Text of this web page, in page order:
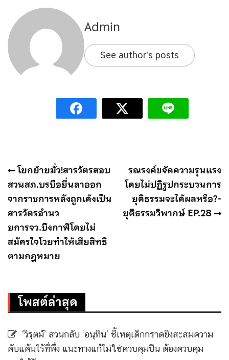
Admin
See author's posts
แนะแนว
เรื่อง
โยกย้ายมั่ว!สารวัตรสอบ
สวนสภ.บรบือยื่นลาออก
จากราชการหลังถูกเด้งเป็น
สารวัตรอำนว
ยการจว.บึงกาฬโดยไม่
สมัครใจโวยทำให้เสียสิทธิ
ตามกฎหมาย
รณรงค์ขจัดความรุนแรง
โดยไม่ปฏิรูปกระบวนการ
ยุติธรรมจะได้ผลหรือ?-
ยุติธรรมวิพากษ์ EP.28
โพสต์ล่าสุด
‘วิรุตม์’ สวนกลับ ‘อนุทิน’ ชี้เหตุเด็กกราดยิงสะสมความ
คับแค้นไร้ที่พึ่ง แนะทางแก้ไม่ใช่ควบคุมปืน ต้องควบคุม